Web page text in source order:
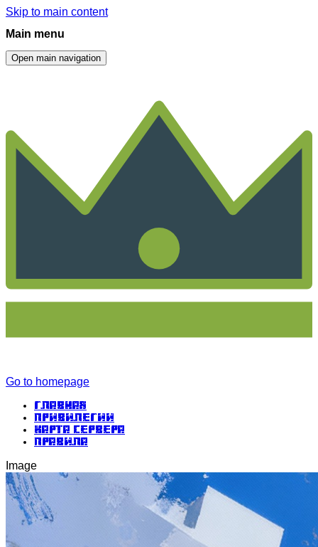
Skip to main content
Main menu
Open main navigation
Go to homepage
Главная
Привилегии
Карта сервера
Правила
Image